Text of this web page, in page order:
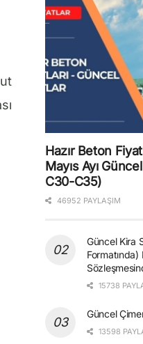
Hazır Beton
Mayıs Ayı
C30-C35)
46952 PAYLAŞIM
Güncel Kira
15738
Güncel
13598